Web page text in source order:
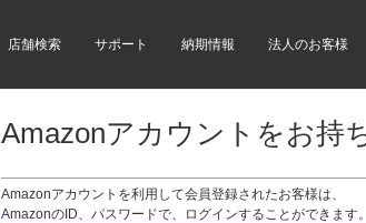
店舗検索 サポート 納期情報 法人のお客様
Amazonアカウントをお持
Amazonアカウントを利用して会員登録されたお客様は、
AmazonのID、パスワードで、ログインすることができます。